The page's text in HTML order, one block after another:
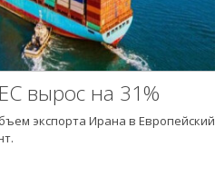
вырос на 31%
экспорта Ирана в Европейский